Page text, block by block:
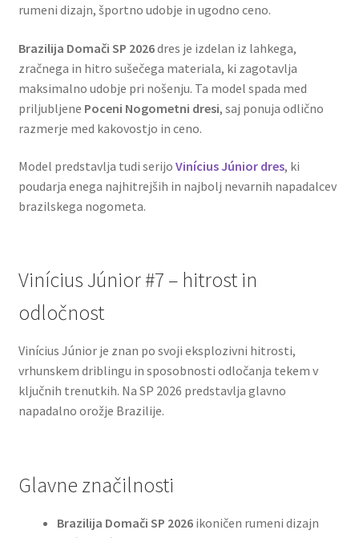
rumeni dizajn, športno udobje in ugodno ceno.
Brazilija Domači SP 2026dres je izdelan iz lahkega,
zračnega in hitro sušečega materiala, ki zagotavlja
maksimalno udobje pri nošenju. Ta model spada med
priljubljene Poceni Nogometni dresi, saj ponuja odlično
razmerje med kakovostjo in ceno.
Model predstavlja tudi serijo Vinícius Júnior dres, ki
poudarja enega najhitrejših in najbolj nevarnih napadalcev
brazilskega nogometa.
Vinícius Júnior #7 – hitrost in
odločnost
Vinícius Júnior je znan po svoji eksplozivni hitrosti,
vrhunskem driblingu in sposobnosti odločanja tekem v
ključnih trenutkih. Na SP 2026 predstavlja glavno
napadalno orožje Brazilije.
Glavne značilnosti
Brazilija Domači SP 2026ikoničen rumeni dizajn